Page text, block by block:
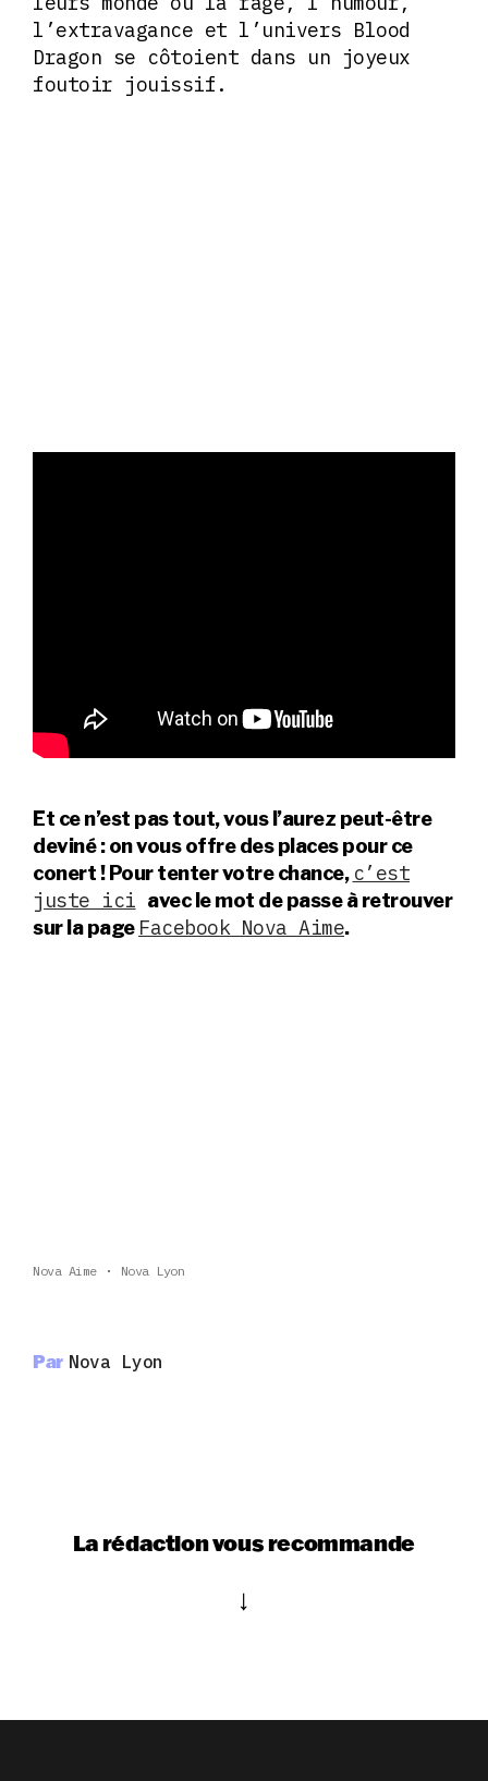
l’extravagance et l’univers Blood
Dragon se côtoient dans un joyeux
foutoir jouissif.
Et ce n’est pas tout, vous l’aurez peut-être
deviné : on vous offre des places pour ce
conert ! Pour tenter votre chance, c’est
juste ici avec le mot de passe à retrouver
sur la page Facebook Nova Aime.
Nova Aime Nova Lyon
Par Nova Lyon
La rédaction vous recommande